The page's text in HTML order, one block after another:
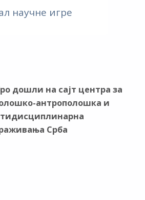
научне игре
дошли на сајт центра за
антрополошка и
Срба